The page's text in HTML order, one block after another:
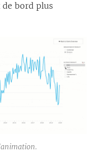
bord plus